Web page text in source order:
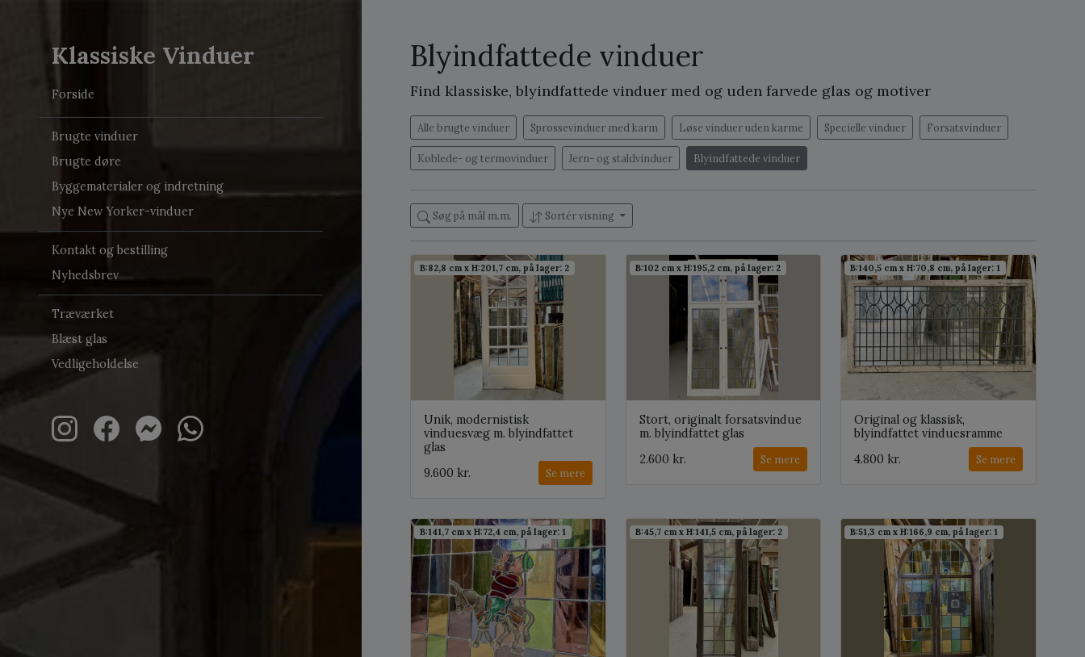
Klassiske Vinduer
Forside
Brugte vinduer
Brugte døre
Byggematerialer og indretning
Nye New Yorker-vinduer
Kontakt og bestilling
Nyhedsbrev
Træværket
Blæst glas
Vedligeholdelse
Blyindfattede vinduer
Find klassiske, blyindfattede vinduer med og uden farvede glas og motiver
Alle brugte vinduer Sprossevinduer med karm Løse vinduer uden karme Specielle vinduer Forsatsvinduer
Koblede- og termovinduer Jern- og staldvinduer Blyindfattede vinduer
Søg på mål m.m. Sortér visning
B:82,8 cm x H:201,7 cm, på lager: 2
Unik, modernistisk
vinduesvæg m. blyindfattet
glas
9.600 kr.
Se mere
B:102 cm x H:195,2 cm, på lager: 2
Stort, originalt forsatsvindue
m. blyindfattet glas
2.600 kr.
Se mere
B:140,5 cm x H:70,8 cm, på lager: 1
Original og klassisk,
blyindfattet vinduesramme
4.800 kr.
Se mere
B:141,7 cm x H:72,4 cm, på lager: 1 B:45,7 cm x H:141,5 cm, på lager: 2 B:51,3 cm x H:166,9 cm, på lager: 1